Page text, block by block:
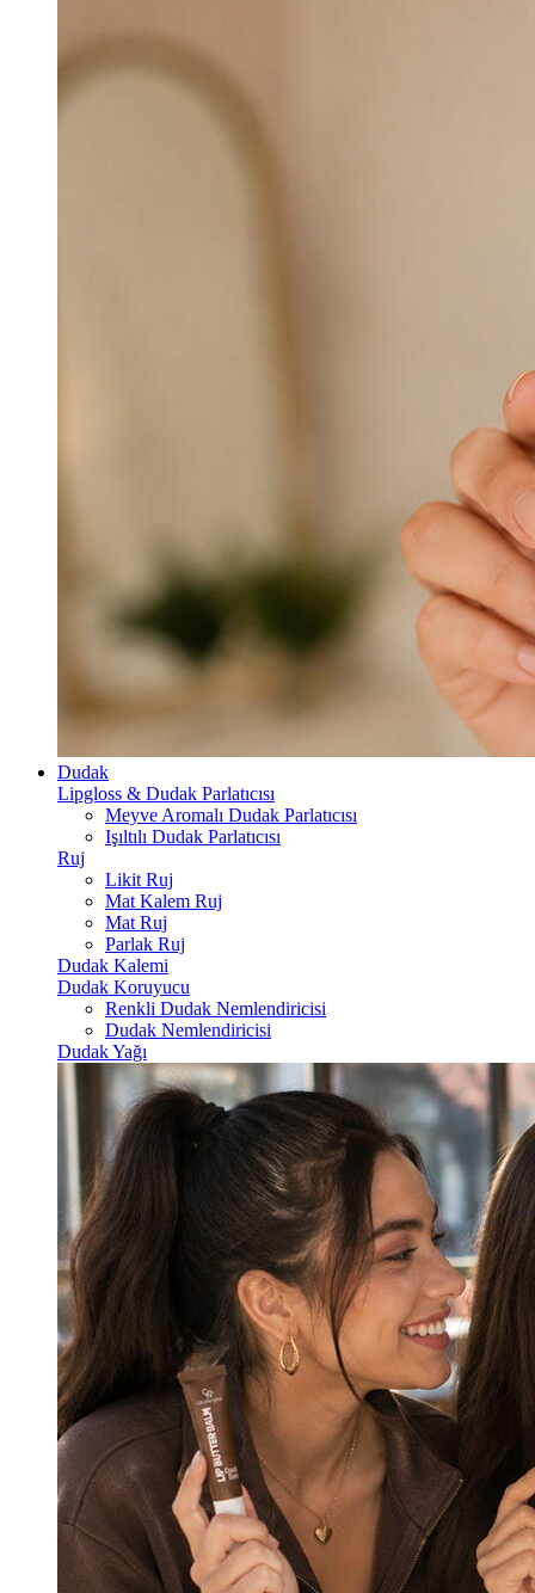
Dudak
Lipgloss & Dudak Parlatıcısı
Meyve Aromalı Dudak Parlatıcısı
Işıltılı Dudak Parlatıcısı
Ruj
Likit Ruj
Mat Kalem Ruj
Mat Ruj
Parlak Ruj
Dudak Kalemi
Dudak Koruyucu
Renkli Dudak Nemlendiricisi
Dudak Nemlendiricisi
Dudak Yağı